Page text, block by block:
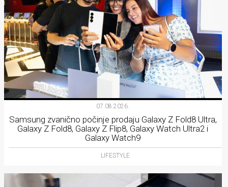
07.08.2026.
Samsung zvanično počinje prodaju Galaxy Z Fold8 Ultra,
Galaxy Z Fold8, Galaxy Z Flip8, Galaxy Watch Ultra2 i
Galaxy Watch9
LIFESTYLE